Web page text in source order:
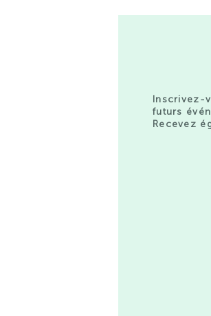
Inscrivez-
futurs
Recevez